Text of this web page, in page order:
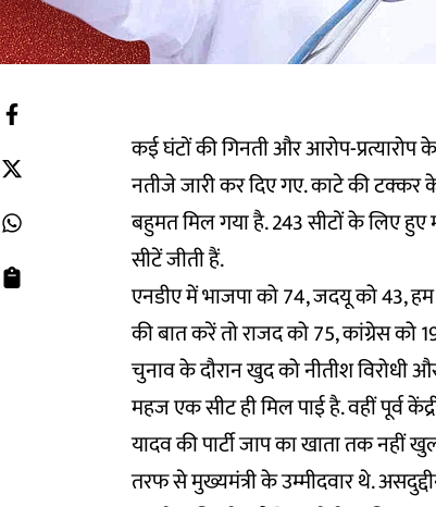
कई घंटों की गिनती और आरोप-प्रत्यारोप
नतीजे जारी कर दिए गए. काटे की टक्कर
बहुमत मिल गया है. 243 सीटों के लिए हुए
सीटें जीती हैं.
एनडीए में भाजपा को 74, जदयू को 43,
की बात करें तो राजद को 75, कांग्रेस को
चुनाव के दौरान खुद को नीतीश विरोधी
महज एक सीट ही मिल पाई है. वहीं पूर्व
यादव की पार्टी जाप का खाता तक नहीं
तरफ से मुख्यमंत्री के उम्मीदवार थे.